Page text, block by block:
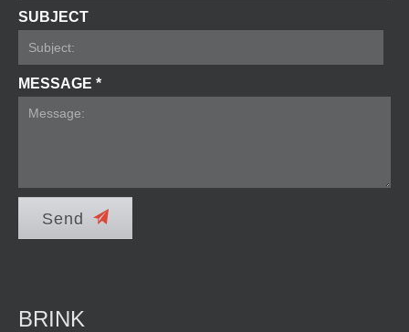
SUBJECT
MESSAGE *
Send
BRINK